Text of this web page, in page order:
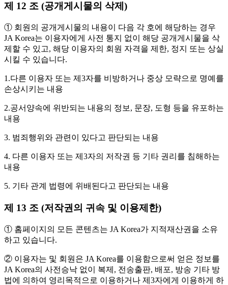
제 12 조 (공개게시물의 삭제)
① 회원의 공개게시물의 내용이 다음 각 호에 해당하는 경우
JA Korea는 이용자에게 사전 통지 없이 해당 공개게시물을 삭
제할 수 있고, 해당 이용자의 회원 자격을 제한, 정지 또는 상실
시킬 수 있습니다.
1.다른 이용자 또는 제3자를 비방하거나 중상 모략으로 명예를
손상시키는 내용
2.공서양속에 위반되는 내용의 정보, 문장, 도형 등을 유포하는
내용
3. 범죄행위와 관련이 있다고 판단되는 내용
4. 다른 이용자 또는 제3자의 저작권 등 기타 권리를 침해하는
내용
5. 기타 관계 법령에 위배된다고 판단되는 내용
제 13 조 (저작권의 귀속 및 이용제한)
① 홈페이지의 모든 콘텐츠는 JA Korea가 지적재산권을 소유
하고 있습니다.
② 이용자는 및 회원은 JA Korea를 이용함으로써 얻은 정보를
JA Korea의 사전승낙 없이 복제, 전송출판, 배포, 방송 기타 방
법에 의하여 영리목적으로 이용하거나 제3자에게 이용하게 하